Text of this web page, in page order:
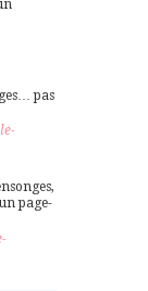
pas
page-